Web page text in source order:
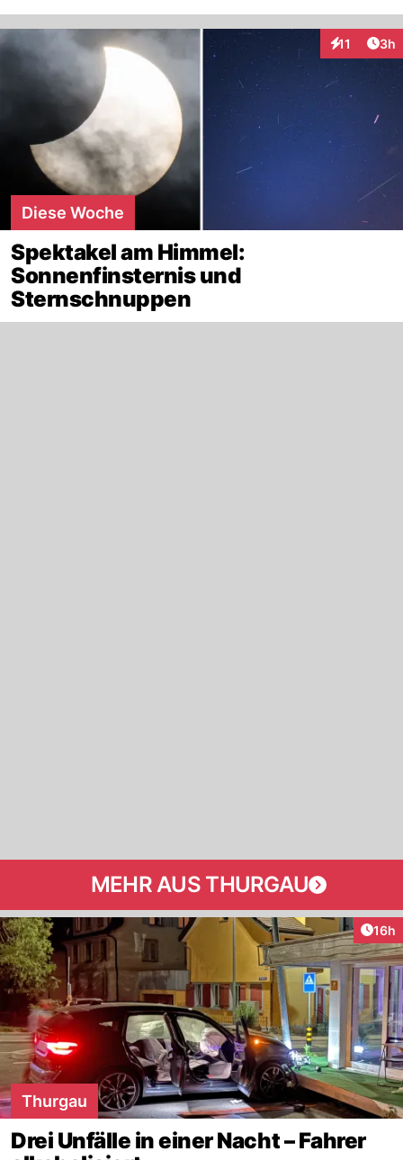
11 3h
Diese Woche
Spektakel am Himmel:
Sonnenfinsternis und
Sternschnuppen
MEHR AUS THURGAU
16h
Thurgau
Drei Unfälle in einer Nacht – Fahrer